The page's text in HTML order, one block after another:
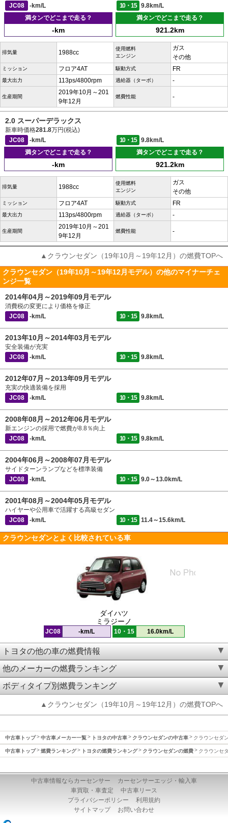
JC08
-km/L 10・15
9.8km/L
満タンでどこまで走る？
-km
満タンでどこまで走る？
921.2km
排気量 1988cc
使用燃料
エンジン
ガス
その他
ミッション フロア4AT 駆動方式 FR
最大出力 113ps/4800rpm 過給器（ターボ） -
生産期間
2019年10月～201
9年12月
燃費性能 -
2.0 スーパーデラックス
新車時価格281.8万円(税込)
JC08
-km/L 10・15
9.8km/L
満タンでどこまで走る？
-km
満タンでどこまで走る？
921.2km
排気量 1988cc
使用燃料
エンジン
ガス
その他
ミッション フロア4AT 駆動方式 FR
最大出力 113ps/4800rpm 過給器（ターボ） -
生産期間
2019年10月～201
9年12月
燃費性能 -
▲クラウンセダン（19年10月～19年12月）の燃費TOPへ
クラウンセダン（19年10月～19年12月モデル）の他のマイナーチェ
ンジ一覧
2014年04月～2019年09月モデル
消費税の変更により価格を修正
JC08
-km/L 10・15 9.8km/L
2013年10月～2014年03月モデル
安全装備が充実
JC08
-km/L 10・15 9.8km/L
2012年07月～2013年09月モデル
充実の快適装備を採用
JC08
-km/L 10・15 9.8km/L
2008年08月～2012年06月モデル
新エンジンの採用で燃費が8.8％向上
JC08
-km/L 10・15 9.8km/L
2004年06月～2008年07月モデル
サイドターンランプなどを標準装備
JC08
-km/L 10・15 9.0～13.0km/L
2001年08月～2004年05月モデル
ハイヤーや公用車で活躍する高級セダン
JC08
-km/L 10・15 11.4～15.6km/L
クラウンセダンとよく比較されている車
ダイハツ
ミラジーノ
JC08 -km/L 10・15 16.0km/L
トヨタの他の車の燃費情報
他のメーカーの燃費ランキング
ボディタイプ別燃費ランキング
▲クラウンセダン（19年10月～19年12月）の燃費TOPへ
中古車トップ 中古車メーカー一覧 トヨタの中古車 クラウンセダンの中古車 クラウンセダ
中古車トップ 燃費ランキング トヨタの燃費ランキング クラウンセダンの燃費 クラウンセ
中古車情報ならカーセンサー
カーセンサーエッジ・輸入車
車買取・車査定
中古車リース
プライバシーポリシー
利用規約
サイトマップ
お問い合わせ